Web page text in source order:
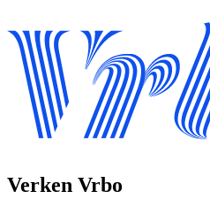
Verken Vrbo